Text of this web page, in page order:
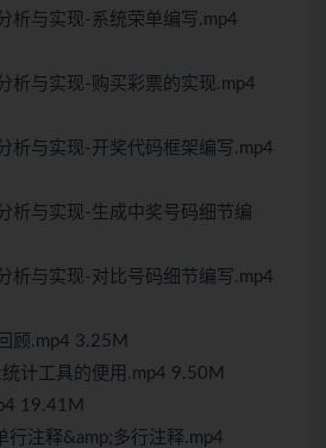
析与实现-系统荣单编写.mp4
析与实现-购买彩票的实现.mp4
析与实现-开奖代码框架编写.mp4
析与实现-生成中奖号码细节编
析与实现-对比号码细节编写.mp4
顾.mp4 3.25M
计工具的便用.mp4 9.50M
19.41M
注释&amp;多行注释.mp4